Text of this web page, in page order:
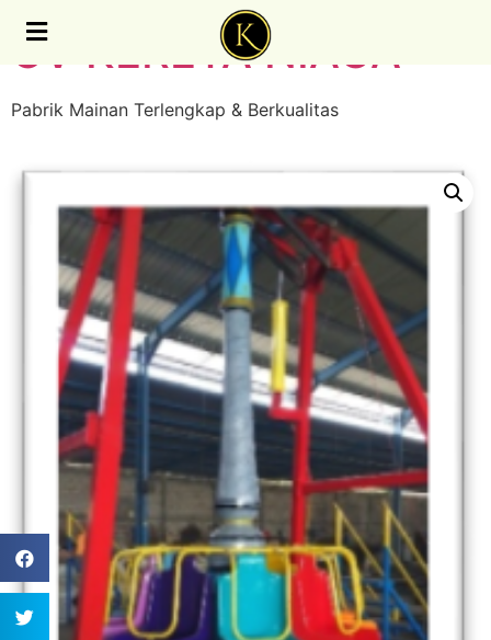
CV KERETA NIAGA
Pabrik Mainan Terlengkap & Berkualitas